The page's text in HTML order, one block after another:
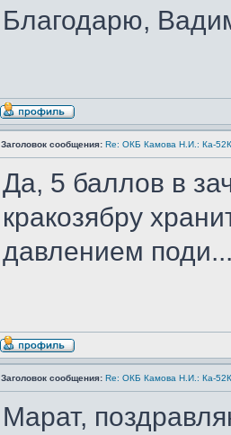
Благодарю,
Заголовок сообщения: Re: ОКБ Камова Н.И.: Ка-
Да, 5 баллов в
кракозябру
давлением
Заголовок сообщения: Re: ОКБ Камова Н.И.: Ка-
Марат,